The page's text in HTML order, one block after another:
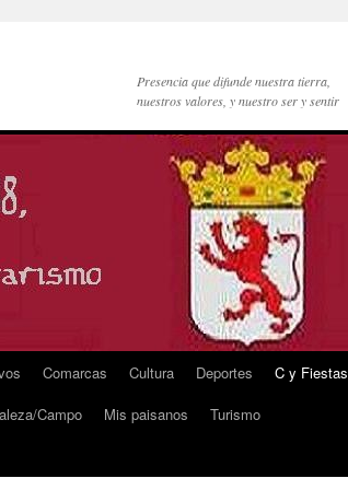
Presencia que difunde nuestra tierra,
nuestros valores, y nuestro ser y sentir
Comarcas Cultura Deportes
C y Fiestas
Campo Mis paisanos
Turismo